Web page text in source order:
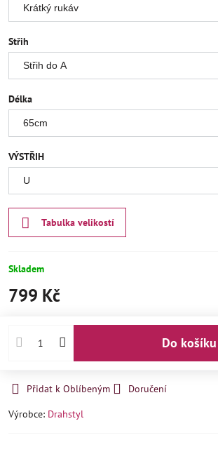
Střih
Délka
VÝSTŘIH
Tabulka velikostí
Skladem
799 Kč
Do košíku
Přidat k Oblíbeným
Doručení
Výrobce: Drahstyl